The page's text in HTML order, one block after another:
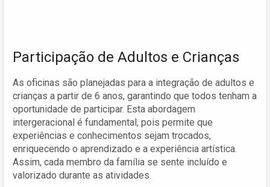
Participação de Adultos e Crianças
As oficinas são planejadas para a integração de adultos e
crianças a partir de 6 anos, garantindo que todos tenham a
oportunidade de participar. Esta abordagem
intergeracional é fundamental, pois permite que
experiências e conhecimentos sejam trocados,
enriquecendo o aprendizado e a experiência artística.
Assim, cada membro da família se sente incluído e
valorizado durante as atividades.